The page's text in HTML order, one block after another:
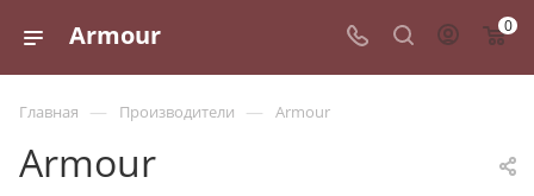
Armour 0
Главная — Производители — Armour
Armour